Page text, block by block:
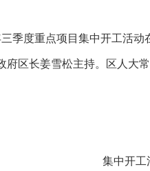
度重点项目集中开工活动
府区长姜雪松主持。区人大
集中开工